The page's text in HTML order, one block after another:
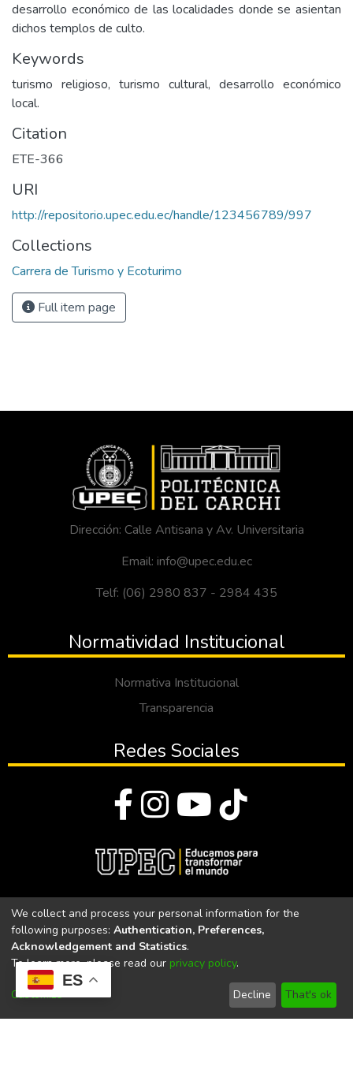
ES
desarrollo económico de las localidades donde se asientan
dichos templos de culto.
Keywords
turismo religioso, turismo cultural, desarrollo económico
local.
Citation
ETE-366
URI
http://repositorio.upec.edu.ec/handle/123456789/997
Collections
Carrera de Turismo y Ecoturimo
Full item page
Dirección: Calle Antisana y Av. Universitaria
Email: info@upec.edu.ec
Telf: (06) 2980 837 - 2984 435
Normatividad Institucional
Normativa Institucional
Transparencia
Redes Sociales
Universidad Politécnica Estatal del Carchi
Universidad Politécnica Estatal del Carchi | Acreditada por el
CACES Resolución N°. 160-SE-33-CACES-2020
We collect and process your personal information for the
following purposes: Authentication, Preferences,
Acknowledgement and Statistics.
To learn more, please read our privacy policy.
Customize Decline That's ok